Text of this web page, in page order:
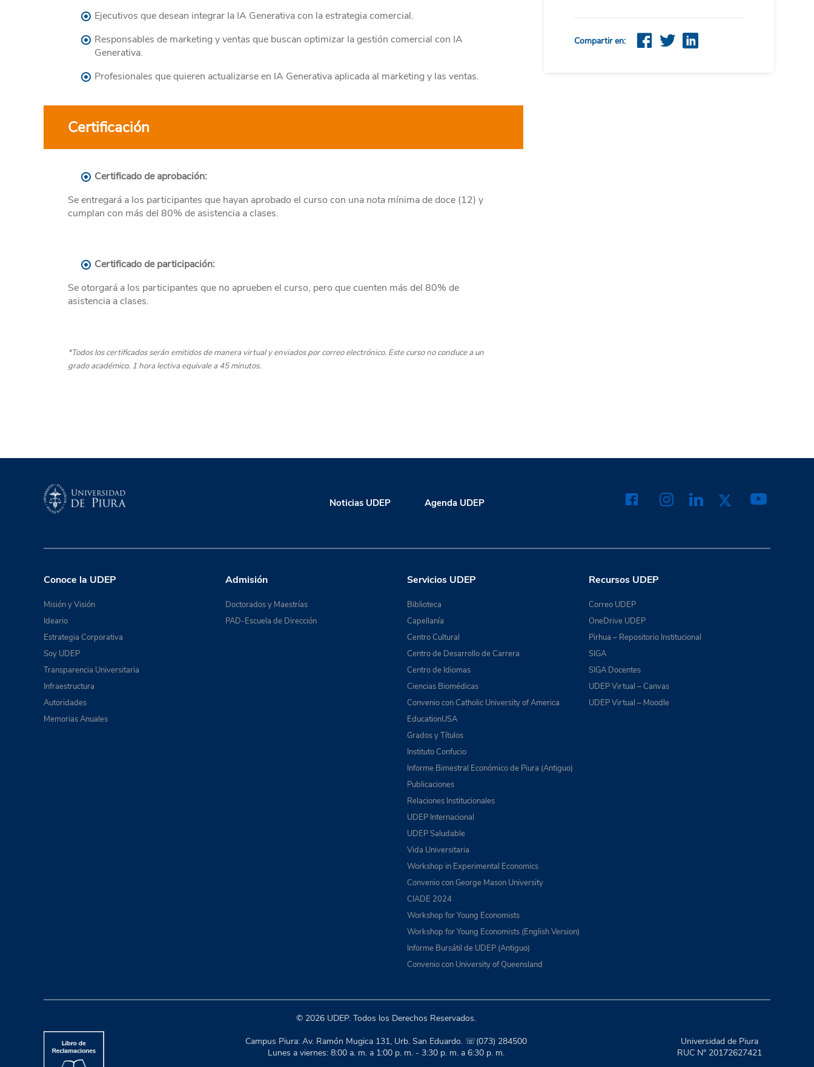
Ejecutivos que desean integrar la IA Generativa con la estrategia comercial.
Responsables de marketing y ventas que buscan optimizar la gestión comercial con IA
Generativa.
Profesionales que quieren actualizarse en IA Generativa aplicada al marketing y las ventas.
Certificación
Certificado de aprobación:
Se entregará a los participantes que hayan aprobado el curso con una nota mínima de doce (12) y
cumplan con más del 80% de asistencia a clases.
Certificado de participación:
Se otorgará a los participantes que no aprueben el curso, pero que cuenten más del 80% de
asistencia a clases.
*Todos los certificados serán emitidos de manera virtual y enviados por correo electrónico. Este curso no conduce a un
grado académico. 1 hora lectiva equivale a 45 minutos.
Compartir en:
Noticias UDEP Agenda UDEP
Conoce la UDEP
Misión y Visión
Ideario
Estrategia Corporativa
Soy UDEP
Transparencia Universitaria
Infraestructura
Autoridades
Memorias Anuales
Admisión
Doctorados y Maestrías
PAD-Escuela de Dirección
Servicios UDEP
Biblioteca
Capellanía
Centro Cultural
Centro de Desarrollo de Carrera
Centro de Idiomas
Ciencias Biomédicas
Convenio con Catholic University of America
EducationUSA
Grados y Títulos
Instituto Confucio
Informe Bimestral Económico de Piura (Antiguo)
Publicaciones
Relaciones Institucionales
UDEP Internacional
UDEP Saludable
Vida Universitaria
Workshop in Experimental Economics
Convenio con George Mason University
CIADE 2024
Workshop for Young Economists
Workshop for Young Economists (English Version)
Informe Bursátil de UDEP (Antiguo)
Convenio con University of Queensland
Recursos UDEP
Correo UDEP
OneDrive UDEP
Pirhua – Repositorio Institucional
SIGA
SIGA Docentes
UDEP Virtual – Canvas
UDEP Virtual – Moodle
© 2026 UDEP. Todos los Derechos Reservados.
Campus Piura: Av. Ramón Mugica 131, Urb. San Eduardo. ☏(073) 284500
Lunes a viernes: 8:00 a. m. a 1:00 p. m. - 3:30 p. m. a 6:30 p. m.
Universidad de Piura
RUC N° 20172627421